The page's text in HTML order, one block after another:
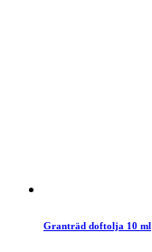
Granträd doftolja 10 ml